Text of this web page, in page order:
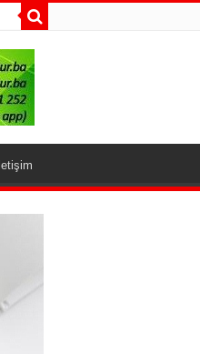
İletişim